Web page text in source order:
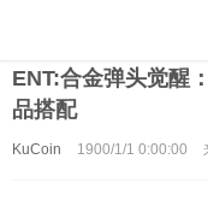
ENT:合金弹头觉醒
品搭配
KuCoin 1900/1/1 0:00:00